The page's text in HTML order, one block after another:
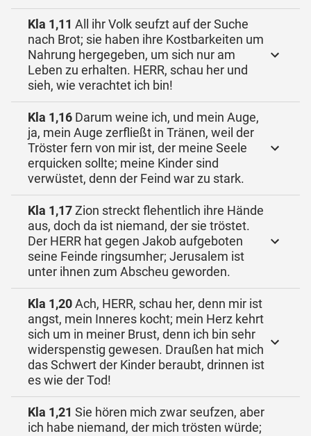
Kla 1,11 All ihr Volk seufzt auf der Suche
nach Brot; sie haben ihre Kostbarkeiten um
Nahrung hergegeben, um sich nur am
Leben zu erhalten. HERR, schau her und
sieh, wie verachtet ich bin!
Kla 1,16 Darum weine ich, und mein Auge,
ja, mein Auge zerfließt in Tränen, weil der
Tröster fern von mir ist, der meine Seele
erquicken sollte; meine Kinder sind
verwüstet, denn der Feind war zu stark.
Kla 1,17Zion streckt flehentlich ihre Hände
aus, doch da ist niemand, der sie tröstet.
Der HERR hat gegen Jakob aufgeboten
seine Feinde ringsumher; Jerusalem ist
unter ihnen zum Abscheu geworden.
Kla 1,20Ach, HERR, schau her, denn mir ist
angst, mein Inneres kocht; mein Herz kehrt
sich um in meiner Brust, denn ich bin sehr
widerspenstig gewesen. Draußen hat mich
das Schwert der Kinder beraubt, drinnen ist
es wie der Tod!
Kla 1,21 Sie hören mich zwar seufzen, aber
ich habe niemand, der mich trösten würde;